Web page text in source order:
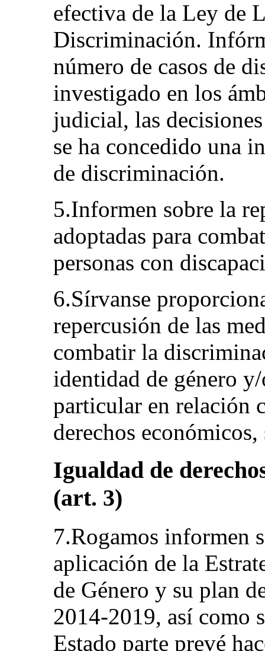
efectiva de la Ley de
Discriminación.
número de casos de
investigado en los
judicial, las
se ha concedido una
de discriminación.
5.Informen sobre la
adoptadas para
personas con
6.Sírvanse
repercusión de las
combatir la
identidad de género
particular en relación
derechos
Igualdad de
(art. 3)
7.Rogamos informen
aplicación de la
de Género y su plan
2014-2019, así como
Estado parte prevé